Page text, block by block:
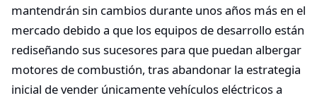
mantendrán sin cambios durante unos años más en el
mercado debido a que los equipos de desarrollo están
rediseñando sus sucesores para que puedan albergar
motores de combustión, tras abandonar la estrategia
inicial de vender únicamente vehículos eléctricos a